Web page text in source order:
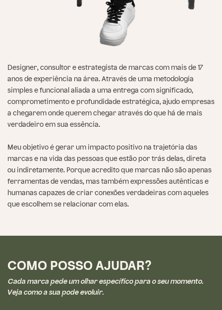
Designer, consultor e estrategista de marcas com mais de 17
anos de experiência na área. Através de uma metodologia
simples e funcional aliada a uma entrega com significado,
comprometimento e profundidade estratégica, ajudo empresas
a chegarem onde querem chegar através do que há de mais
verdadeiro em sua essência.
Meu objetivo é gerar um impacto positivo na trajetória das
marcas e na vida das pessoas que estão por trás delas, direta
ou indiretamente. Porque acredito que marcas não são apenas
ferramentas de vendas, mas também expressões autênticas e
humanas capazes de criar conexões verdadeiras com aqueles
que escolhem se relacionar com elas.
COMO POSSO AJUDAR?
Cada marca pede um olhar específico para o seu momento.
Veja como a sua pode evoluir.